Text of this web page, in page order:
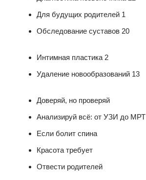
Для будущих родителей 1
Обследование суставов 20
Интимная пластика 2
Удаление новообразований 13
Доверяй, но проверяй
Анализируй всё: от УЗИ до МРТ
Если болит спина
Красота требует
Отвести родителей